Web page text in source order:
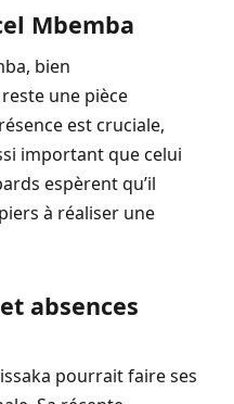
Mbemba
bien
une pièce
est cruciale,
important que celui
espèrent qu’il
à réaliser une
absences
pourrait faire ses